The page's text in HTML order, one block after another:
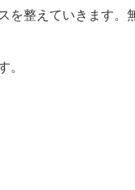
を整えていきます。
。